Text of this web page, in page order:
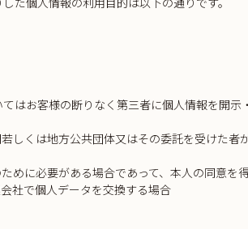
はお客様の断りなく第三者に個人情報を開示
しくは地方公共団体又はその委託を受けた
めに必要がある場合であって、本人の同意を
社で個人データを交換する場合